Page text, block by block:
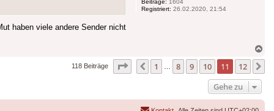
Registriert: 26.02.2020, 21:54
haben viele andere Sender nicht
118 Beiträge Seite 11 von 12
Vorherige
1 8 9 10 11 12
Gehe zu